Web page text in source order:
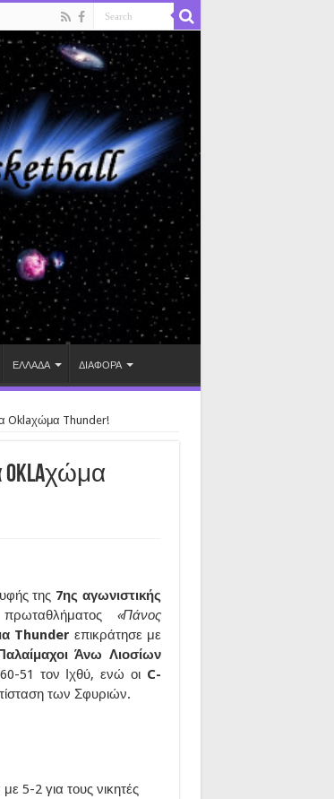
ΕΛΛΑΔΑ ΔΙΑΦΟΡΑ
Oklaχώμα Thunder!
Oklaχώμα
της 7ης αγωνιστικής
«Πάνος
Thunder επικράτησε με
Άνω Λιοσίων
51 τον Ιχθύ, ενώ οι C-
των Σφυριών.
με 5-2 για τους νικητές